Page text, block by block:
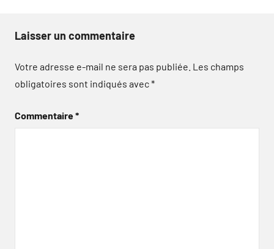
Laisser un commentaire
Votre adresse e-mail ne sera pas publiée. Les champs
obligatoires sont indiqués avec*
Commentaire*